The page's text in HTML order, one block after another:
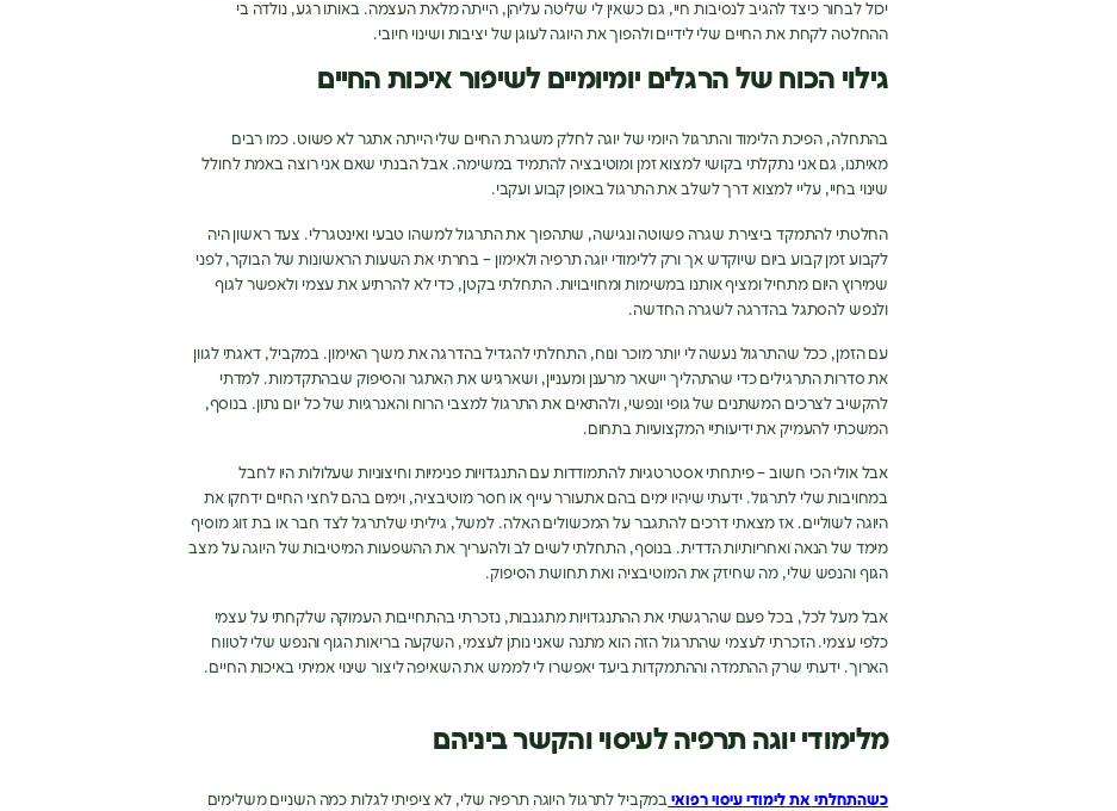
יכול לבחור כיצד להגיב לנסיבות חיי, גם כשאין לי שליטה עליהן,הייתה מלאת העצמה.באותו רגע,נולדה בי
ההחלטה לקחת את החיים שלי לידיים ולהפוך את היוגה לעוגן של יציבות ושינוי חיובי.
גילוי הכוח של הרגלים יומיומיים לשיפור איכות החיים
בהתחלה, הפיכת הלימוד והתרגול היומי של יוגה לחלק משגרת החיים שלי הייתה אתגר לא פשוט.כמו רבים
מאיתנו, גם אני נתקלתי בקושי למצוא זמן ומוטיבציה להתמיד במשימה. אבל הבנתי שאם אני רוצה באמת לחולל
שינוי בחיי,עליי למצוא דרך לשלב את התרגול באופן קבוע ועקבי.
החלטתי להתמקד ביצירת שגרה פשוטה ונגישה, שתהפוך את התרגול למשהו טבעי ואינטגרלי. צעד ראשון היה
לקבוע זמן קבוע ביום שיוקדש אך ורק ללימודי יוגה תרפיה ולאימון – בחרתי את השעות הראשונות של הבוקר,לפני
שמירוץ היום מתחיל ומציף אותנו במשימות ומחויבויות.התחלתי בקטן, כדי לא להרתיע את עצמי ולאפשר לגוף
ולנפש להסתגל בהדרגה לשגרה החדשה.
עם הזמן, ככל שהתרגול נעשה לי יותר מוכר ונוח,התחלתי להגדיל בהדרגה את משך האימון. במקביל,דאגתי לגוון
את סדרות התרגילים כדי שהתהליך יישאר מרענן ומעניין,ושארגיש את האתגר והסיפוק שבהתקדמות. למדתי
להקשיב לצרכים המשתנים של גופי ונפשי,ולהתאים את התרגול למצבי הרוח והאנרגיות של כל יום נתון. בנוסף,
המשכתי להעמיק את ידיעותיי המקצועיות בתחום.
אבל אולי הכי חשוב–פיתחתי אסטרטגיות להתמודדות עם התנגדויות פנימיות וחיצוניות שעלולות היו לחבל
במחויבות שלי לתרגול.ידעתי שיהיו ימים בהם אתעורר עייף או חסר מוטיבציה, וימים בהם לחצי החיים ידחקו את
היוגה לשוליים.אז מצאתי דרכים להתגבר על המכשולים האלה.למשל, גיליתי שלתרגל לצד חבר או בת זוג מוסיף
מימד של הנאה ואחריותיות הדדית. בנוסף,התחלתי לשים לב ולהעריך את ההשפעות המיטיבות של היוגה על מצב
הגוף והנפש שלי, מה שחיזק את המוטיבציה ואת תחושת הסיפוק.
אבל מעל לכל,בכל פעם שהרגשתי את ההתנגדויות מתגנבות,נזכרתי בהתחייבות העמוקה שלקחתי על עצמי
כלפי עצמי.הזכרתי לעצמי שהתרגול הזה הוא מתנה שאני נותן לעצמי,השקעה בריאות הגוף והנפש שלי לטווח
הארוך.ידעתי שרק ההתמדה וההתמקדות ביעד יאפשרו לי לממש את השאיפה ליצור שינוי אמיתי באיכות החיים.
מלימודי יוגה תרפיה לעיסוי והקשר ביניהם
כשהתחלתי את לימודי עיסוי רפואי במקביל לתרגול היוגה תרפיה שלי, לא ציפיתי לגלות כמה השניים משלימים